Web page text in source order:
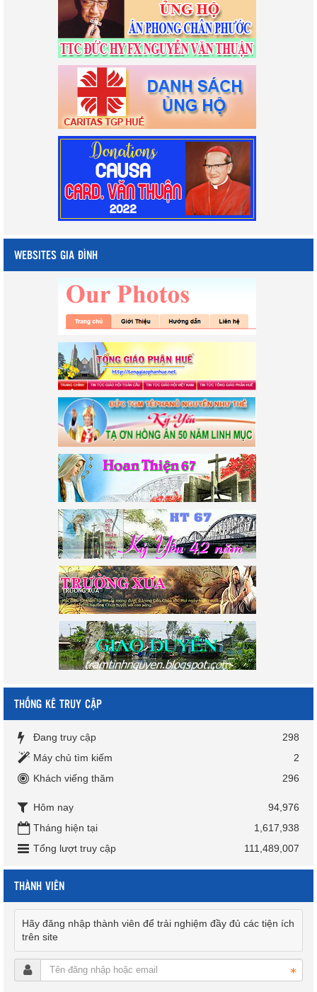
WEBSITES GIA ĐÌNH
THỐNG KÊ TRUY CẬP
Đang truy cập
298
Máy chủ tìm kiếm
2
Khách viếng thăm
296
Hôm nay
94,976
Tháng hiện tại
1,617,938
Tổng lượt truy cập
111,489,007
THÀNH VIÊN
Hãy đăng nhập thành viên để trải nghiệm đầy đủ các tiện ích
trên site